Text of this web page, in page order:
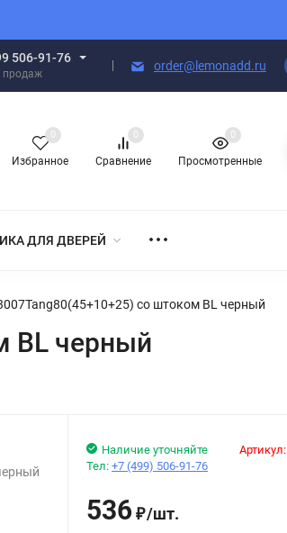
506-91-76
продаж
order@lemonadd.ru
Избранное
0
Сравнение
0
Просмотренные
0
ДЛЯ ДВЕРЕЙ
со штоком BL черный
BL черный
Артикул:
Наличие уточняйте
Тел:+7 (499) 506-91-76
536 ₽/шт.